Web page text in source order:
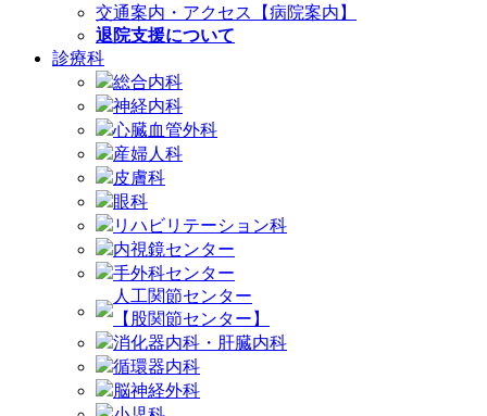
交通案内・アクセス【病院案内】
退院支援について
診療科
総合内科
神経内科
心臓血管外科
産婦人科
皮膚科
眼科
リハビリテーション科
内視鏡センター
手外科センター
人工関節センター
【股関節センター】
消化器内科・肝臓内科
循環器内科
脳神経外科